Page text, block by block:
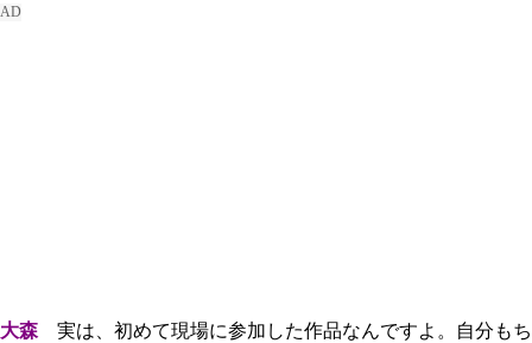
大森 実は、初めて現場に参加した作品なんですよ。自分もち